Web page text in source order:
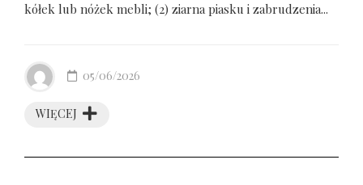
kółek lub nóżek mebli; (2) ziarna piasku i zabrudzenia...
WIĘCEJ
05/06/2026